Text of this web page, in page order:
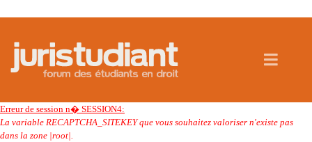
Erreur de session n� SESSION4:
La variable RECAPTCHA_SITEKEY que vous souhaitez valoriser n'existe pas
dans la zone |root|.